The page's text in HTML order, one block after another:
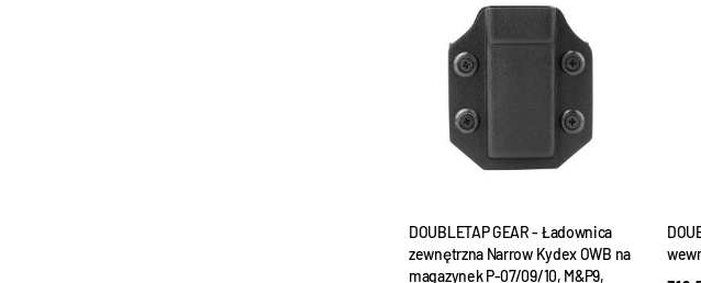
DOUBLETAP GEAR - Ładownica
zewnętrzna Narrow Kydex OWB na
magazynek P-07/09/10, M&P9,